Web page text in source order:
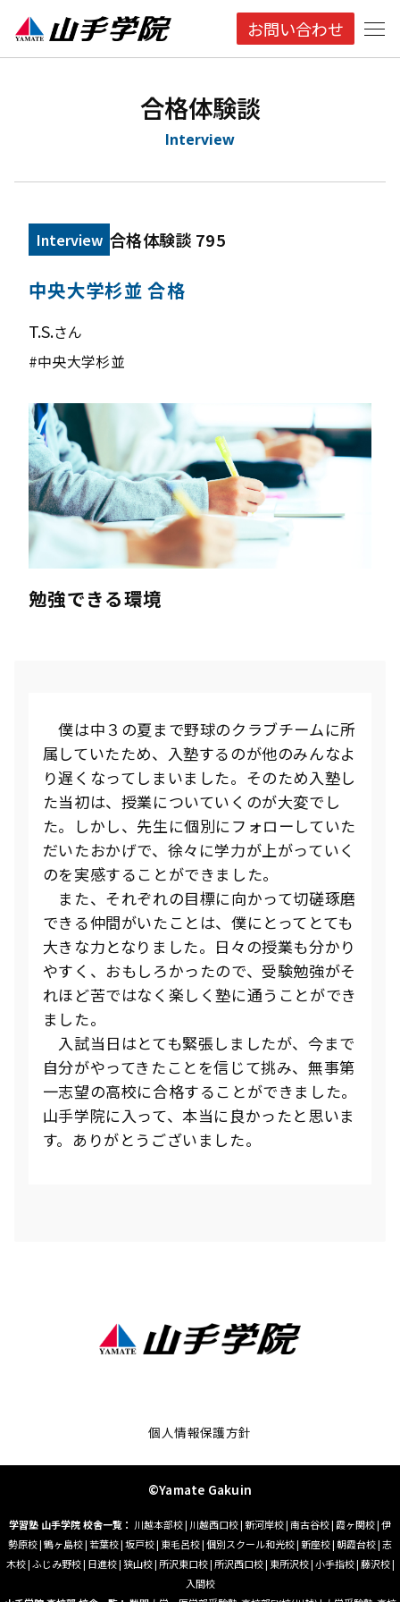
お問い合わせ
合格体験談
Interview
Interview 合格体験談 795
中央大学杉並 合格
T.S.さん
#中央大学杉並
勉強できる環境
僕は中３の夏まで野球のクラブチームに所
属していたため、入塾するのが他のみんなよ
り遅くなってしまいました。そのため入塾し
た当初は、授業についていくのが大変でし
た。しかし、先生に個別にフォローしていた
だいたおかげで、徐々に学力が上がっていく
のを実感することができました。
また、それぞれの目標に向かって切磋琢磨
できる仲間がいたことは、僕にとってとても
大きな力となりました。日々の授業も分かり
やすく、おもしろかったので、受験勉強がそ
れほど苦ではなく楽しく塾に通うことができ
ました。
入試当日はとても緊張しましたが、今まで
自分がやってきたことを信じて挑み、無事第
一志望の高校に合格することができました。
山手学院に入って、本当に良かったと思いま
す。ありがとうございました。
個人情報保護方針
©Yamate Gakuin
学習塾 山手学院 校舎一覧： 川越本部校| 川越西口校|新河岸校|南古谷校| 霞ヶ関校|伊
勢原校|鶴ヶ島校|若葉校|坂戸校| 東毛呂校|個別スクール和光校|新座校|朝霞台校|志
木校|ふじみ野校| 日進校|狭山校| 所沢東口校| 所沢西口校| 東所沢校|小手指校|藤沢校|
入間校